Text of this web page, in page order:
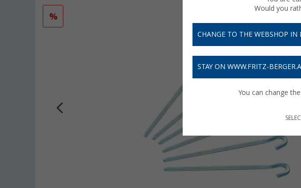
%
Would you
CHANGE TO THE WEBSHOP IN
STAY ON WWW.FRITZ-
You can change